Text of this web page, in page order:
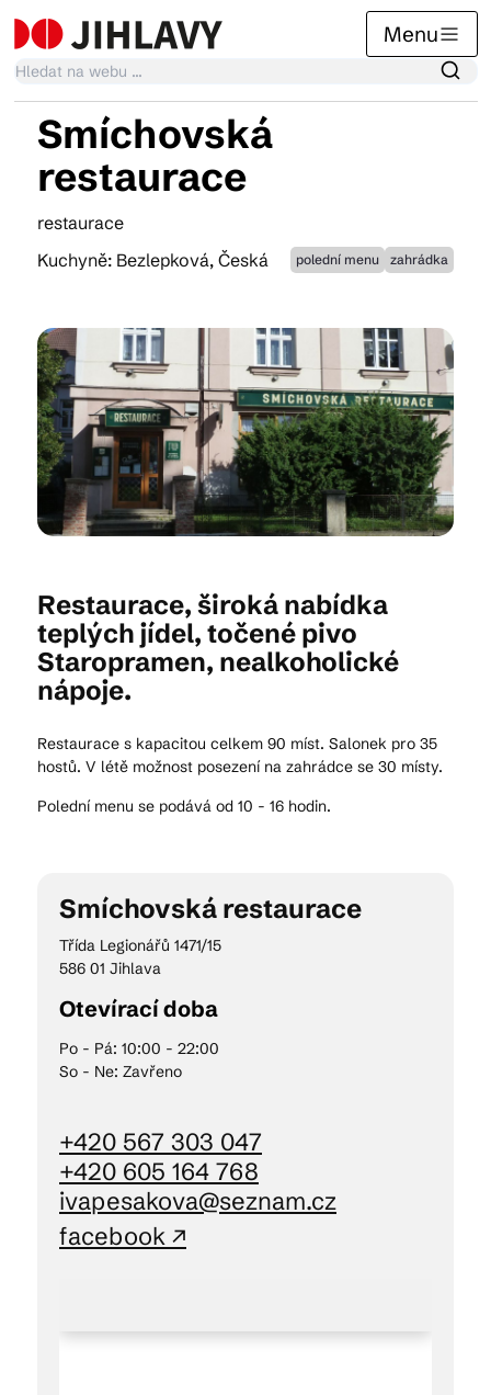
Menu
Kalendář akcí
Tradiční akce
Suvenýry
Praktické info
CS EN DE
© 2026 Brána Jihlavy
Smíchovská
restaurace
restaurace
Kuchyně: Bezlepková, Česká
polední menu zahrádka
Restaurace, široká nabídka
teplých jídel, točené pivo
Staropramen, nealkoholické
nápoje.
Restaurace s kapacitou celkem 90 míst. Salonek pro 35
hostů. V létě možnost posezení na zahrádce se 30 místy.
Polední menu se podává od 10 - 16 hodin.
Smíchovská restaurace
Třída Legionářů 1471/15
586 01 Jihlava
Otevírací doba
Po - Pá: 10:00 - 22:00
So - Ne: Zavřeno
+420 567 303 047
+420 605 164 768
ivapesakova@seznam.cz
facebook ↗